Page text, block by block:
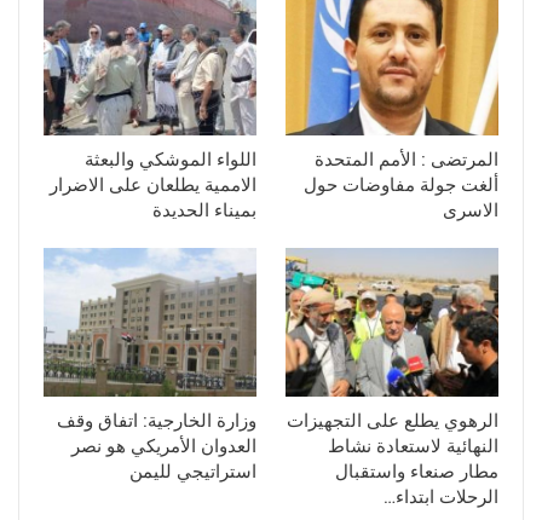
المرتضى : الأمم المتحدة
ألغت جولة مفاوضات حول
الاسرى
اللواء الموشكي والبعثة
الاممية يطلعان على الاضرار
بميناء الحديدة
الرهوي يطلع على التجهيزات
النهائية لاستعادة نشاط
مطار صنعاء واستقبال
الرحلات ابتداء…
وزارة الخارجية: اتفاق وقف
العدوان الأمريكي هو نصر
استراتيجي لليمن